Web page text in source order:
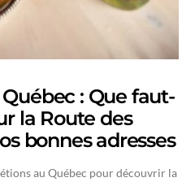
: Que faut-
la Route des
bonnes adresses
au Québec pour découvrir la